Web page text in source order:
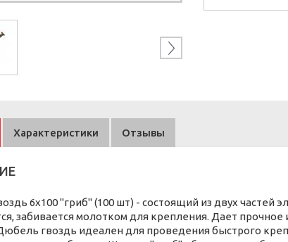
Характеристики Отзывы
6х100 "гриб" (100 шт) - состоящий из двух частей
забивается молотком для крепления. Дает
гвоздь идеален для проведения быстрого